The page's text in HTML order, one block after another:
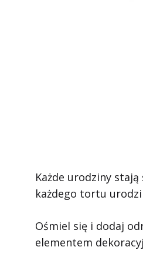
Każde urodziny
każdego tortu
Ośmiel się i dodaj
elementem